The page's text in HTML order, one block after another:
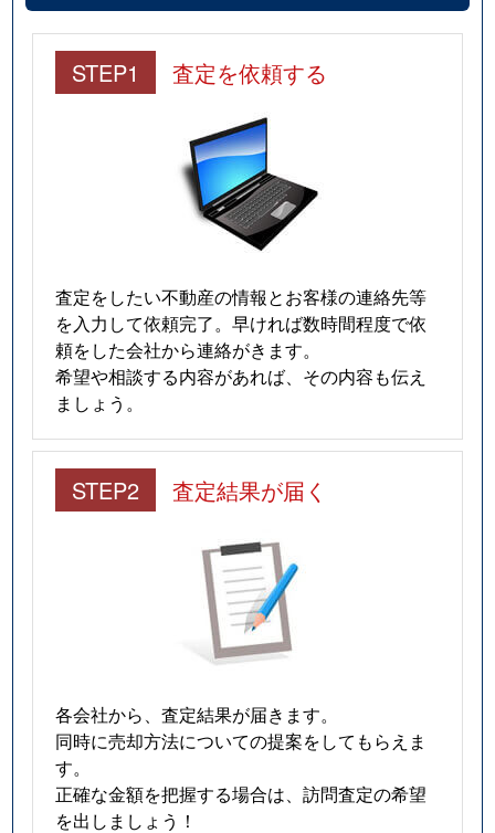
STEP1 査定を依頼する
査定をしたい不動産の情報とお客様の連絡先等
を入力して依頼完了。早ければ数時間程度で依
頼をした会社から連絡がきます。
希望や相談する内容があれば、その内容も伝え
ましょう。
STEP2 査定結果が届く
各会社から、査定結果が届きます。
同時に売却方法についての提案をしてもらえま
す。
正確な金額を把握する場合は、訪問査定の希望
を出しましょう！